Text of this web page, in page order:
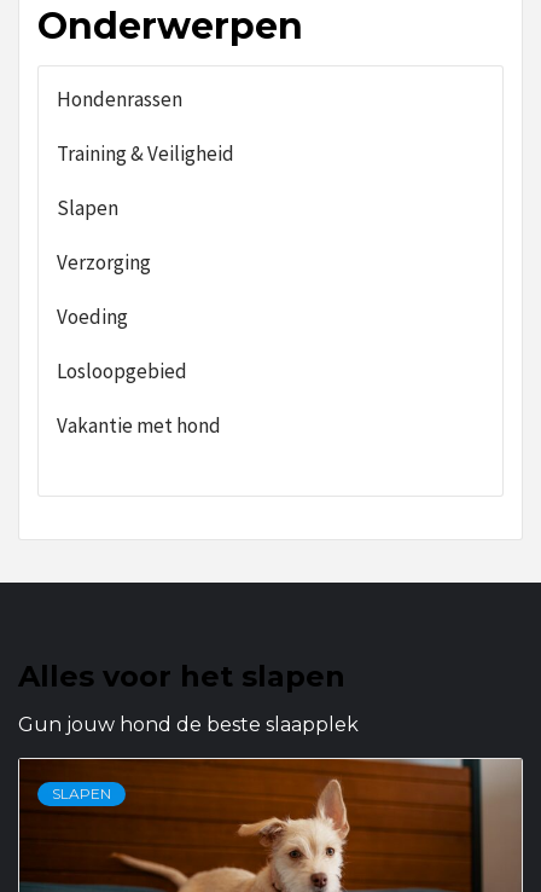
Onderwerpen
Hondenrassen
Training & Veiligheid
Slapen
Verzorging
Voeding
Losloopgebied
Vakantie met hond
Alles voor het slapen
Gun jouw hond de beste slaapplek
SLAPEN